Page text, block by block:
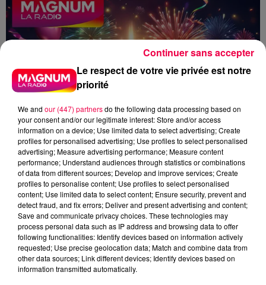
podcasts/2025/08/Anniv-2.mp3
Le respect de votre vie privée est notre
priorité
We and our (447) partnersdo the following data processing based on
your consent and/or our legitimate interest: Store and/or access
information on a device; Use limited data to select advertising; Create
profiles for personalised advertising; Use profiles to select personalised
advertising; Measure advertising performance; Measure content
performance; Understand audiences through statistics or combinations
of data from different sources; Develop and improve services; Create
profiles to personalise content; Use profiles to select personalised
content; Use limited data to select content; Ensure security, prevent and
detect fraud, and fix errors; Deliver and present advertising and content;
Save and communicate privacy choices. These technologies may
process personal data such as IP address and browsing data to offer
following functionalities: Identify devices based on information actively
requested; Use precise geolocation data; Match and combine data from
other data sources; Link different devices; Identify devices based on
information transmitted automatically.
Continuer sans accepter